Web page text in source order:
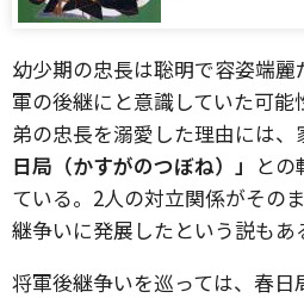
幼少期の忠長は聡明で容姿端
軍の後継にと意識していた可
弟の忠長を溺愛した理由には
日局（かすがのつぼね）」 と
ている。2人の対立関係がその
継争いに発展したという説もあ
将軍後継争いを巡っては、春